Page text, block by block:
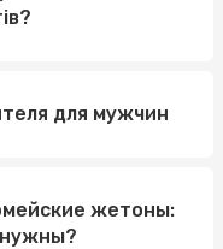
для мужчин
жетоны:
нужны?